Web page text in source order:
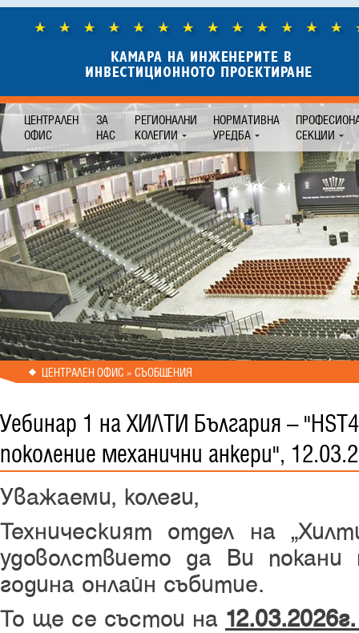
ЦЕНТРАЛЕН
ОФИС
ЗА
НАС
РЕГИОНАЛНИ
КОЛЕГИИ
НОРМАТИВНА
УРЕДБА
СЕКЦИИ
ЦЕНТРАЛЕН ОФИС » СЪОБЩЕНИЯ
Уебинар 1 на ХИЛТИ България –
поколение механични анкери",
Уважаеми,
Техническият отдел на
удоволствието да Ви
година онлайн събитие.
То ще се състои на 12.03.2026